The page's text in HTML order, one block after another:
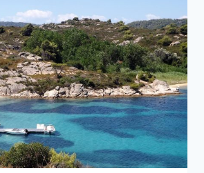
PRAKTISCHER